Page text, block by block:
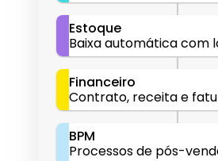
Estoque
Baixa automática com
Financeiro
Contrato, receita e
BPM
Processos de pós-